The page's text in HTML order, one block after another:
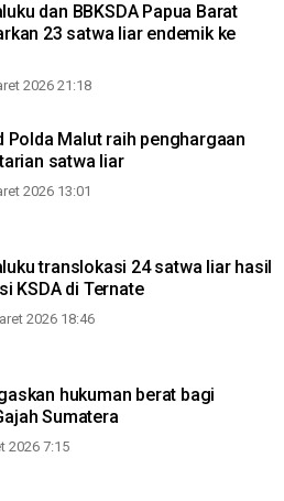
dan BBKSDA Papua Barat
23 satwa liar endemik ke
2026 21:18
Polda Malut raih penghargaan
satwa liar
2026 13:01
translokasi 24 satwa liar hasil
KSDA di Ternate
2026 18:46
hukuman berat bagi
Sumatera
2026 7:15